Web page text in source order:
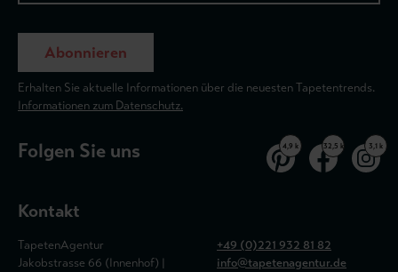
Abonnieren
Erhalten Sie aktuelle Informationen über die neuesten Tapetentrends.
Informationen zum Datenschutz.
Folgen Sie uns 4,9 k 32,5 k 3,1 k
Kontakt
TapetenAgentur
Jakobstrasse 66 (Innenhof) |
+49 (0)221 932 81 82
info@tapetenagentur.de